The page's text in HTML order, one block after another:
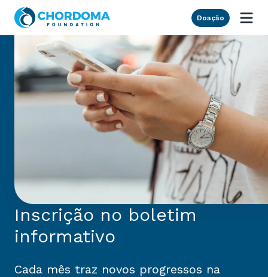
Skip to Main Content
Doação
Inscrição no boletim
informativo
Cada mês traz novos progressos na